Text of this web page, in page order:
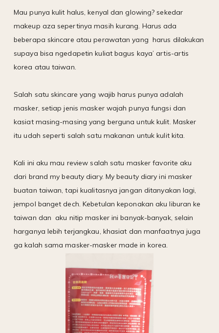
Mau punya kulit halus, kenyal dan glowing? sekedar
makeup aza sepertinya masih kurang. Harus ada
beberapa skincare atau perawatan yang harus dilakukan
supaya bisa ngedapetin kuliat bagus kaya’ artis-artis
korea atau taiwan.
Salah satu skincare yang wajib harus punya adalah
masker, setiap jenis masker wajah punya fungsi dan
kasiat masing-masing yang berguna untuk kulit. Masker
itu udah seperti salah satu makanan untuk kulit kita.
Kali ini aku mau review salah satu masker favorite aku
dari brand my beauty diary. My beauty diary ini masker
buatan taiwan, tapi kualitasnya jangan ditanyakan lagi,
jempol banget dech. Kebetulan keponakan aku liburan ke
taiwan dan aku nitip masker ini banyak-banyak, selain
harganya lebih terjangkau, khasiat dan manfaatnya juga
ga kalah sama masker-masker made in korea.